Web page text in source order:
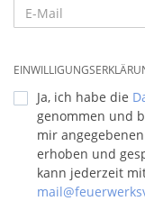
Ja, ich habe die
genommen und
mir
erhoben und
kann jederzeit